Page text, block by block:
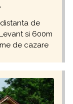
de
si 600m
de cazare